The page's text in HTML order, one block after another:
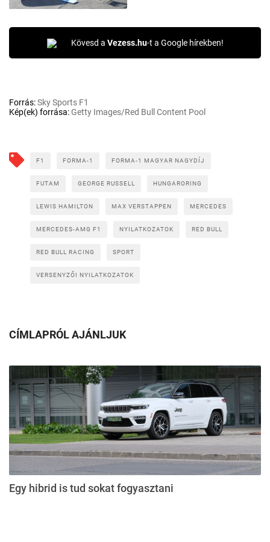
Kövesd a Vezess.hu-t a Google hírekben!
Forrás:Sky Sports F1
Kép(ek) forrása:Getty Images/Red Bull Content Pool
F1 FORMA-1 FORMA-1 MAGYAR NAGYDÍJ
FUTAM GEORGE RUSSELL HUNGARORING
LEWIS HAMILTON MAX VERSTAPPEN MERCEDES
MERCEDES-AMG F1 NYILATKOZATOK RED BULL
RED BULL RACING SPORT
VERSENYZŐI NYILATKOZATOK
CÍMLAPRÓL AJÁNLJUK
Egy hibrid is tud sokat fogyasztani